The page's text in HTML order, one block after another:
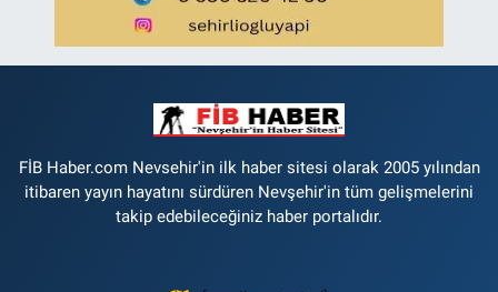
FİB Haber.com Nevsehir'in ilk haber sitesi olarak 2005 yılından
itibaren yayın hayatını sürdüren Nevşehir'in tüm gelişmelerini
takip edebileceğiniz haber portalıdır.